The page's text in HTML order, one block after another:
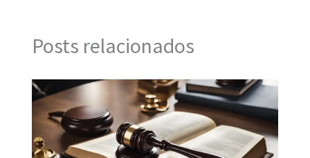
Posts relacionados